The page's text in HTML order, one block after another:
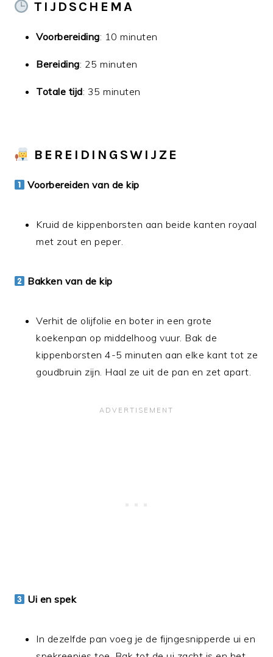
TIJDSCHEMA
Voorbereiding: 10 minuten
Bereiding: 25 minuten
Totale tijd: 35 minuten
BEREIDINGSWIJZE
Voorbereiden van de kip
Kruid de kippenborsten aan beide kanten royaal
met zout en peper.
Bakken van de kip
Verhit de olijfolie en boter in een grote
koekenpan op middelhoog vuur. Bak de
kippenborsten 4-5 minuten aan elke kant tot ze
goudbruin zijn. Haal ze uit de pan en zet apart.
Ui en spek
In dezelfde pan voeg je de fijngesnipperde ui en